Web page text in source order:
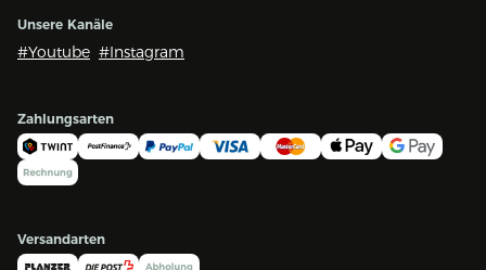
Unsere Kanäle
#Youtube #Instagram
Zahlungsarten
Versandarten